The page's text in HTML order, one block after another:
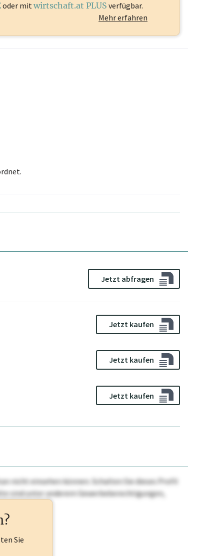
oder mitwirtschaft.at PLUS verfügbar.
Mehr erfahren
Jetzt abfragen
Jetzt kaufen
Jetzt kaufen
Jetzt kaufen
nicht einsehen können. Schalten Sie dieses Profil
sind unter anderem Gewerbeberechtigungen,
Sie